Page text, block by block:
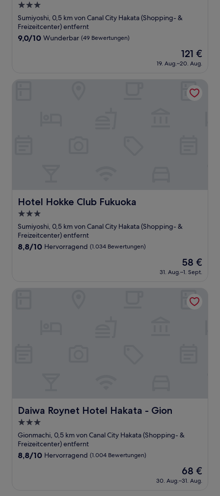
3.0-
Sterne-
Unterkunft
Sumiyoshi, 0,5 km von Canal City Hakata (Shopping- &
Freizeitcenter) entfernt
9.0
Bewertungen)
9,0/10 Wunderbar (49 Bewertungen)
Der
Preis
beträgt
121 €
19. Aug.–20. Aug.
Hotel Hokke Club Fukuoka
Hotel Hokke Club Fukuoka
3.0-
Sterne-
Unterkunft
Sumiyoshi, 0,5 km von Canal City Hakata (Shopping- &
Freizeitcenter) entfernt
8.8
Bewertungen)
8,8/10 Hervorragend (1.034 Bewertungen)
Der
Preis
beträgt
58 €
31. Aug.–1. Sept.
Daiwa Roynet Hotel Hakata - Gion
Daiwa Roynet Hotel Hakata - Gion
3.0-
Sterne-
Unterkunft
Gionmachi, 0,5 km von Canal City Hakata (Shopping- &
Freizeitcenter) entfernt
8.8
8,8/10 Hervorragend (1.004 Bewertungen)
Der
Preis
beträgt
68 €
30. Aug.–31. Aug.